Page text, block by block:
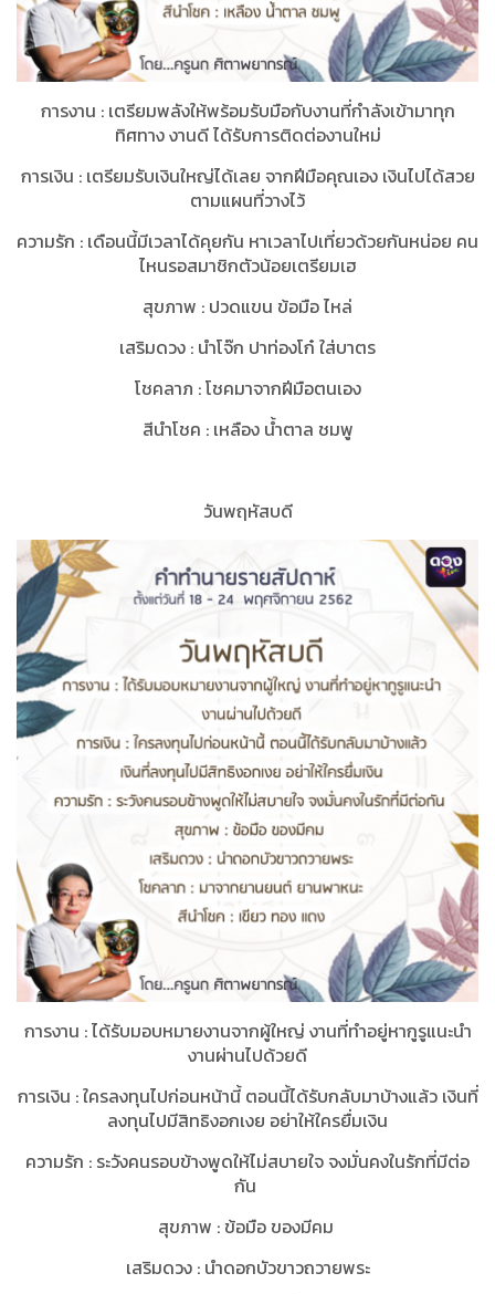
การงาน :เตรียมพลังให้พร้อมรับมือกับงานที่กำลังเข้ามาทุก
ทิศทาง งานดี ได้รับการติดต่องานใหม่
การเงิน :เตรียมรับเงินใหญ่ได้เลย จากฝีมือคุณเอง เงินไปได้สวย
ตามแผนที่วางไว้
ความรัก : เดือนนี้มีเวลาได้คุยกัน หาเวลาไปเที่ยวด้วยกันหน่อย คน
ไหนรอสมาชิกตัวน้อยเตรียมเฮ
สุขภาพ : ปวดแขน ข้อมือ ไหล่
เสริมดวง : นำโจ๊ก ปาท่องโก๋ ใส่บาตร
โชคลาภ :โชคมาจากฝีมือตนเอง
สีนำโชค :เหลือง น้ำตาล ชมพู
วันพฤหัสบดี
การงาน :ได้รับมอบหมายงานจากผู้ใหญ่ งานที่ทำอยู่หากูรูแนะนำ
งานผ่านไปด้วยดี
การเงิน :ใครลงทุนไปก่อนหน้านี้ ตอนนี้ได้รับกลับมาบ้างแล้ว เงินที่
ลงทุนไปมีสิทธิงอกเงย อย่าให้ใครยื่มเงิน
ความรัก : ระวังคนรอบข้างพูดให้ไม่สบายใจ จงมั่นคงในรักที่มีต่อ
กัน
สุขภาพ :ข้อมือ ของมีคม
เสริมดวง :นำดอกบัวขาวถวายพระ